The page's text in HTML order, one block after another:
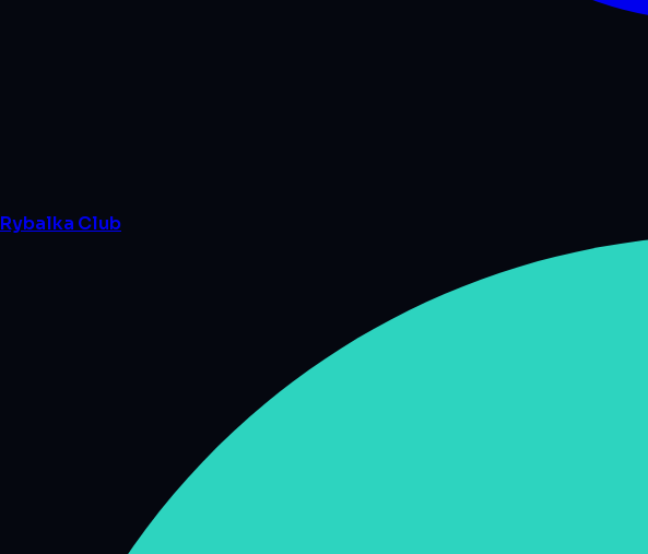
Rybalka Club